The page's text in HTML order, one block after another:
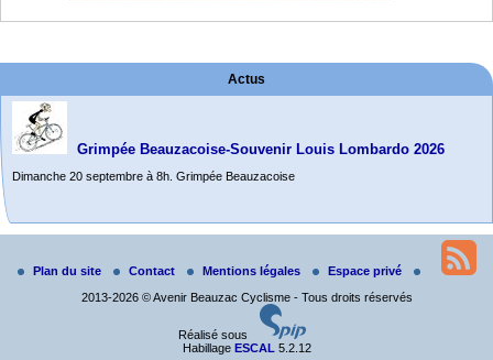
Actus
Grimpée Beauzacoise-Souvenir Louis Lombardo 2026
Dimanche 20 septembre à 8h. Grimpée Beauzacoise
Randonnée itinérante dans l’Aveyron.
Du 19 au 21 juin
Plan du site Contact Mentions légales
Espace privé
2013-2026 © Avenir Beauzac Cyclisme - Tous droits réservés
Réalisé sous
Habillage ESCAL 5.2.12